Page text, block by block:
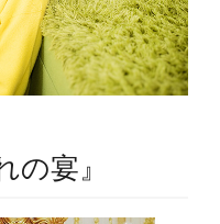
の宴』